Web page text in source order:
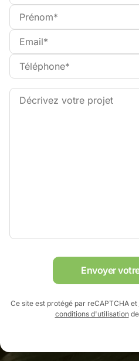
Envoyer
Ce site est protégé par reCAPTCHA et
conditions d'utilisationde